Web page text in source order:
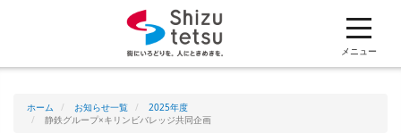
ホーム
メニュー
ホーム お知らせ一覧
2025年度
静鉄グループ×キリンビバレッジ共同企画